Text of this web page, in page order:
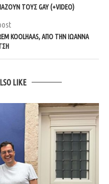
ΤΟΥΣ GAY (+VIDEO)
KOOLHAAS, ΑΠΌ ΤΗΝ ΙΩΆΝΝΑ
LIKE